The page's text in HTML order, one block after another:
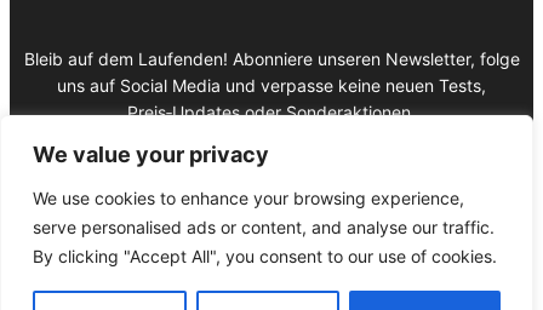
We value your privacy
We use cookies to enhance your browsing experience,
serve personalised ads or content, and analyse our traffic.
By clicking "Accept All", you consent to our use of cookies.
Bleib auf dem Laufenden! Abonniere unseren Newsletter, folge
uns auf Social Media und verpasse keine neuen Tests,
Preis‑Updates oder Sonderaktionen.
Impressum
Datenschutz